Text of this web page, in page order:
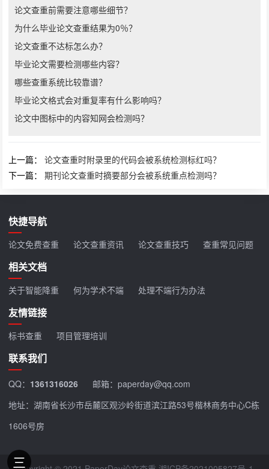
论文查重前需要注意哪些细节？
为什么毕业论文查重结果为0％？
论文查重不达标怎么办？
毕业论文需要检测哪些内容？
哪些查重系统比较靠谱？
毕业论文格式会对重复率有什么影响吗？
论文中图标中的内容知网会检测吗？
上一篇：论文查重时附录里的代码会被系统检测标红吗？
下一篇：期刊论文查重时摘要部分会被系统重点检测吗？
快捷导航
论文免费查重 论文查重资讯 论文查重技巧 查重常见问题
相关文档
关于智能降重 何为学术不端 处理不端行为办法
友情链接
标书查重 项目管理培训
联系我们
QQ： 1361316026
邮箱：paperday@qq.com
地址：湖南省长沙市岳麓区观沙岭街道滨江路53号楷林商务中心C栋
1606号房